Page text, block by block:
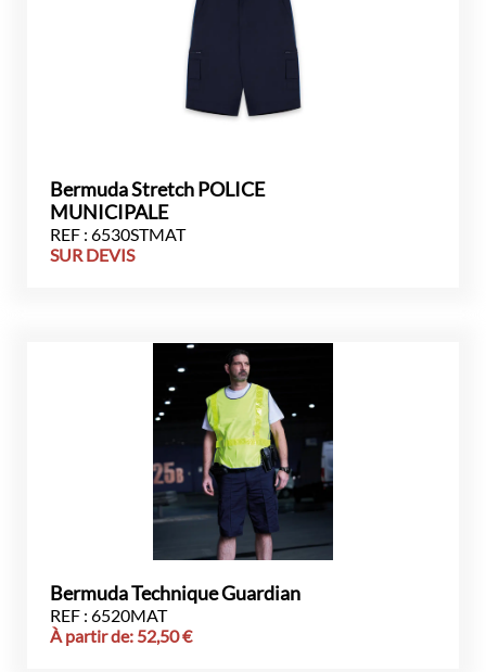
Bermuda Stretch POLICE
MUNICIPALE
REF : 6530STMAT
SUR DEVIS
Bermuda Technique Guardian
REF : 6520MAT
À partir de: 52,50€